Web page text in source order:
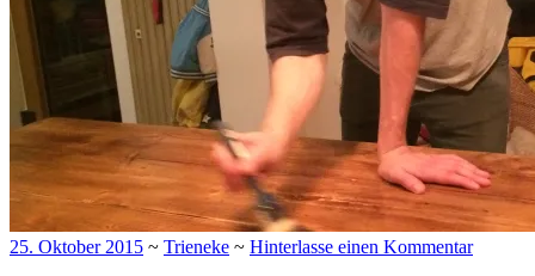
25. Oktober 2015 ~ Trieneke ~ Hinterlasse einen Kommentar